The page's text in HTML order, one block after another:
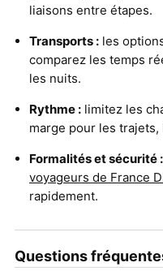
liaisons entre étapes.
Transports : les
comparez les temps
les nuits.
Rythme : limitez les
marge pour les
Formalités et sécurité :
voyageurs de France
rapidement.
Questions